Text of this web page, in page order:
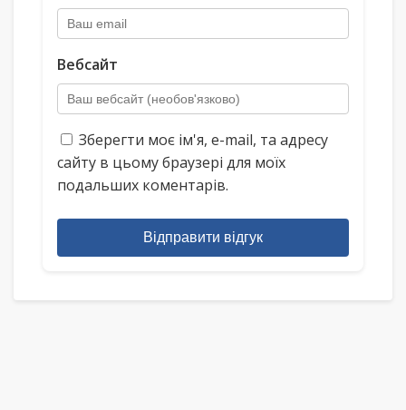
Вебсайт
Зберегти моє ім'я, e-mail, та адресу
сайту в цьому браузері для моїх
подальших коментарів.
Відправити відгук